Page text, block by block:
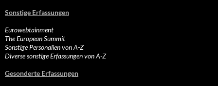
Sonstige Erfassungen
Eurowebtainment
The European Summit
Sonstige Personalien von A-Z
Diverse sonstige Erfassungen von A-Z
Gesonderte Erfassungen